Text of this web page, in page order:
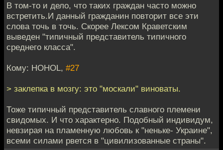
В том-то и дело, что таких граждан часто можно
встретить.И данный гражданин повторит все эти
слова точь в точь. Скорее Лексом Краветским
выведен "типичный представитель типичного
среднего класса".
Кому: HOHOL, #27
> заклепка в мозгу: это "москали" виноваты.
Тоже типичный представитель славного племени
свидомых. И что характерно. Подобный индивидум,
невзирая на пламенную любовь к "неньке- Украине",
всеми силами рвется в "цивилизованные страны".